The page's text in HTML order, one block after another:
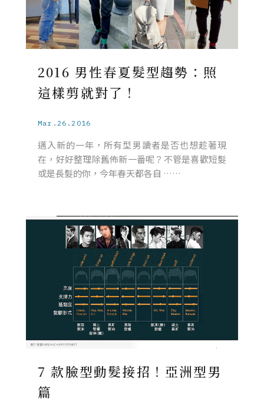
2016 男性春夏髮型趨勢：照
這樣剪就對了！
Mar.26.2016
邁入新的一年，所有型男讀者是否也想趁著現
在，好好整理除舊佈新一番呢？不管是喜歡短髮
或是長髮的你，今年春天都各自 ……
7 款臉型動髮接招！亞洲型男
篇